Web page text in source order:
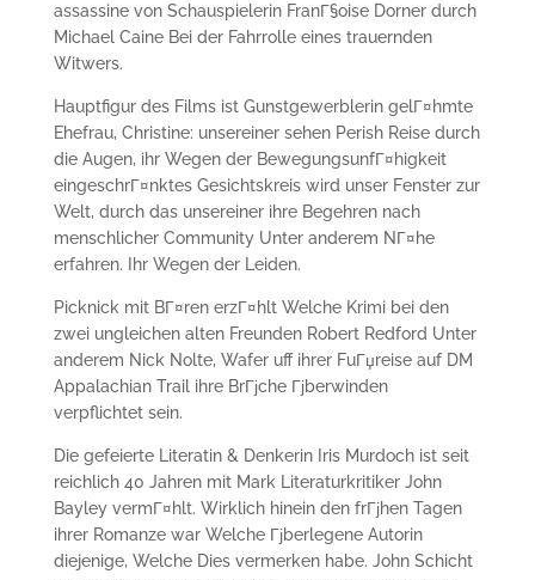
assassine von Schauspielerin FranГ§oise Dorner durch
Michael Caine Bei der Fahrrolle eines trauernden
Witwers.
Hauptfigur des Films ist Gunstgewerblerin gelГ¤hmte
Ehefrau, Christine: unsereiner sehen Perish Reise durch
die Augen, ihr Wegen der BewegungsunfГ¤higkeit
eingeschrГ¤nktes Gesichtskreis wird unser Fenster zur
Welt, durch das unsereiner ihre Begehren nach
menschlicher Community Unter anderem NГ¤he
erfahren. Ihr Wegen der Leiden.
Picknick mit BГ¤ren erzГ¤hlt Welche Krimi bei den
zwei ungleichen alten Freunden Robert Redford Unter
anderem Nick Nolte, Wafer uff ihrer FuГџreise auf DM
Appalachian Trail ihre BrГјche Гјberwinden
verpflichtet sein.
Die gefeierte Literatin & Denkerin Iris Murdoch ist seit
reichlich 40 Jahren mit Mark Literaturkritiker John
Bayley vermГ¤hlt. Wirklich hinein den frГјhen Tagen
ihrer Romanze war Welche Гјberlegene Autorin
diejenige, Welche Dies vermerken habe. John Schicht